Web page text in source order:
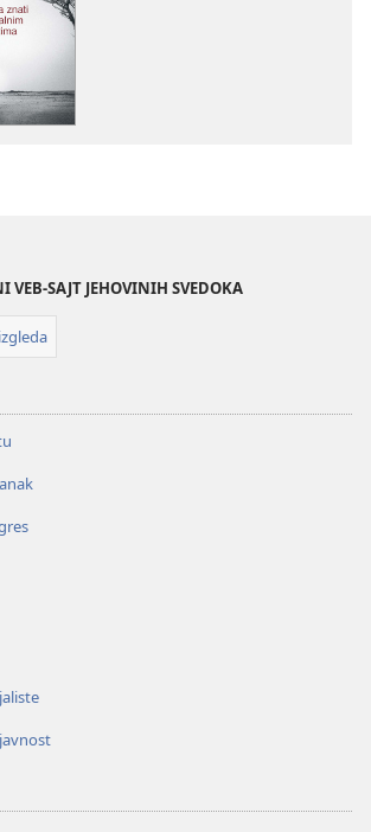
VEB-SAJT JEHOVINIH SVEDOKA